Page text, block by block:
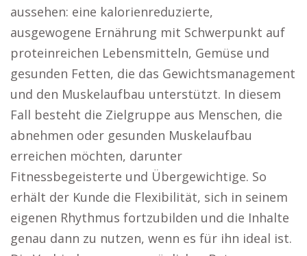
aussehen: eine kalorienreduzierte,
ausgewogene Ernährung mit Schwerpunkt auf
proteinreichen Lebensmitteln, Gemüse und
gesunden Fetten, die das Gewichtsmanagement
und den Muskelaufbau unterstützt. In diesem
Fall besteht die Zielgruppe aus Menschen, die
abnehmen oder gesunden Muskelaufbau
erreichen möchten, darunter
Fitnessbegeisterte und Übergewichtige. So
erhält der Kunde die Flexibilität, sich in seinem
eigenen Rhythmus fortzubilden und die Inhalte
genau dann zu nutzen, wenn es für ihn ideal ist.